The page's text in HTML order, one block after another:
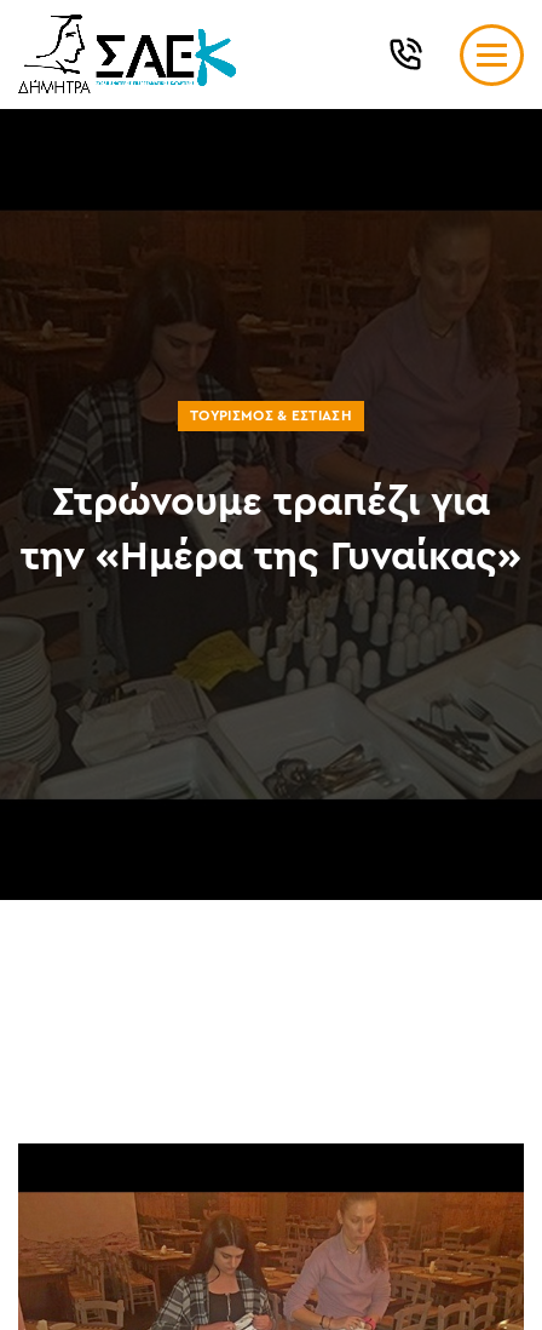
ΤΟΥΡΙΣΜΌΣ & ΕΣΤΊΑΣΗ
Στρώνουμε τραπέζι για
την «Ημέρα της Γυναίκας»